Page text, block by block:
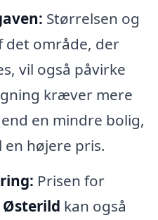
Størrelsen og
det område, der
vil også påvirke
kræver mere
en mindre bolig,
højere pris.
Prisen for
kan også